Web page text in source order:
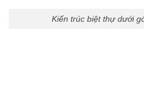
Kiến trúc biệt thự dưới